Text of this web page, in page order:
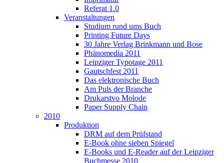
Referat 1.0
Veranstaltungen
Studium rund ums Buch
Printing Future Days
30 Jahre Verlag Brinkmann und Bose
Phänomedia 2011
Leipziger Typotage 2011
Gautschfest 2011
Das elektronische Buch
Am Puls der Branche
Drukarstvo Molode
Paper Supply Chain
2010
Produktion
DRM auf dem Prüfstand
E-Book ohne sieben Spiegel
E-Books und E-Reader auf der Leipziger
Buchmesse 2010